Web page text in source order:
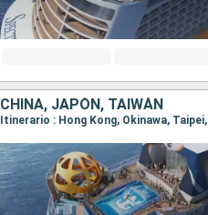
CHINA, JAPÓN, TAIWÁN
Itinerario : Hong Kong, Okinawa,